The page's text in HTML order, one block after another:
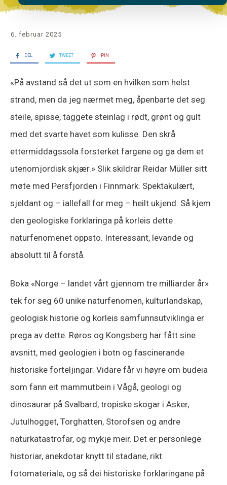
6. februar 2025
DEL TWEET PIN
«På avstand så det ut som en hvilken som helst
strand, men da jeg nærmet meg, åpenbarte det seg
steile, spisse, taggete steinlag i rødt, grønt og gult
med det svarte havet som kulisse. Den skrå
ettermiddagssola forsterket fargene og ga dem et
utenomjordisk skjær.» Slik skildrar Reidar Müller sitt
møte med Persfjorden i Finnmark. Spektakulært,
sjeldant og – iallefall for meg – heilt ukjend. Så kjem
den geologiske forklaringa på korleis dette
naturfenomenet oppsto. Interessant, levande og
absolutt til å forstå.
Boka «Norge – landet vårt gjennom tre milliarder år»
tek for seg 60 unike naturfenomen, kulturlandskap,
geologisk historie og korleis samfunnsutviklinga er
prega av dette. Røros og Kongsberg har fått sine
avsnitt, med geologien i botn og fascinerande
historiske forteljingar. Vidare får vi høyre om budeia
som fann eit mammutbein i Vågå, geologi og
dinosaurar på Svalbard, tropiske skogar i Asker,
Jutulhogget, Torghatten, Storofsen og andre
naturkatastrofar, og mykje meir. Det er personlege
historiar, anekdotar knytt til stadane, rikt
fotomateriale, og så dei historiske forklaringane på